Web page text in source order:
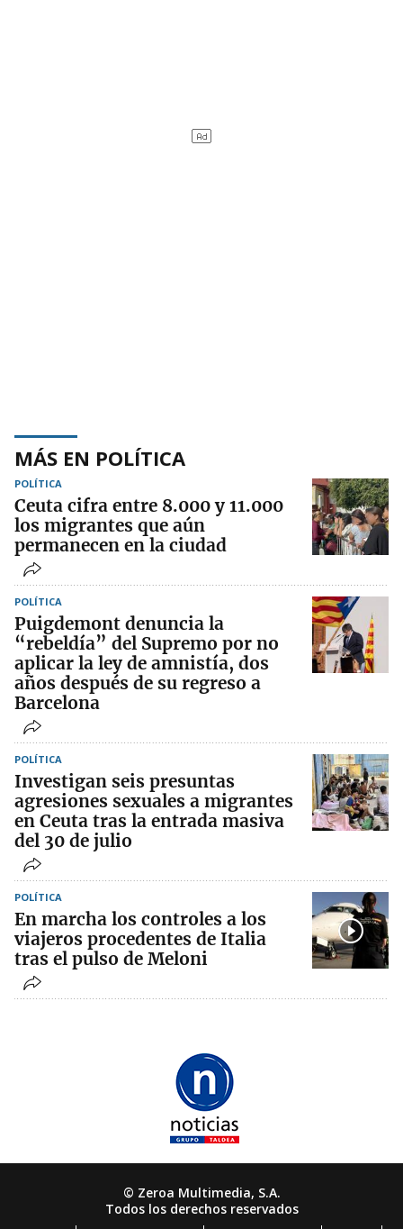
MÁS EN POLÍTICA
POLÍTICA
Ceuta cifra entre 8.000 y 11.000
los migrantes que aún
permanecen en la ciudad
POLÍTICA
Puigdemont denuncia la
“rebeldía” del Supremo por no
aplicar la ley de amnistía, dos
años después de su regreso a
Barcelona
POLÍTICA
Investigan seis presuntas
agresiones sexuales a migrantes
en Ceuta tras la entrada masiva
del 30 de julio
POLÍTICA
En marcha los controles a los
viajeros procedentes de Italia
tras el pulso de Meloni
© Zeroa Multimedia, S.A.
Todos los derechos reservados